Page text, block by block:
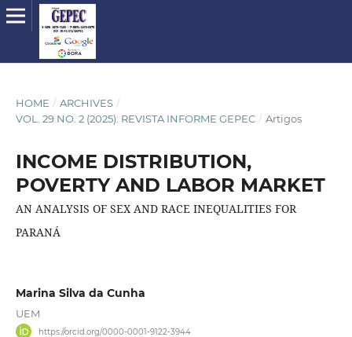
HOME / ARCHIVES /
VOL. 29 NO. 2 (2025): REVISTA INFORME GEPEC / Artigos
INCOME DISTRIBUTION,
POVERTY AND LABOR MARKET
AN ANALYSIS OF SEX AND RACE INEQUALITIES FOR
PARANÁ
Marina Silva da Cunha
UEM
https://orcid.org/0000-0001-9122-3944